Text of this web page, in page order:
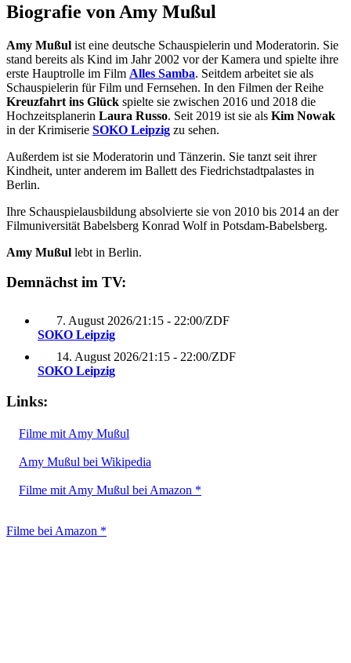
Biografie von Amy Mußul
Amy Mußul ist eine deutsche Schauspielerin und Moderatorin. Sie
stand bereits als Kind im Jahr 2002 vor der Kamera und spielte ihre
erste Hauptrolle im Film Alles Samba. Seitdem arbeitet sie als
Schauspielerin für Film und Fernsehen. In den Filmen der Reihe
Kreuzfahrt ins Glück spielte sie zwischen 2016 und 2018 die
Hochzeitsplanerin Laura Russo. Seit 2019 ist sie als Kim Nowak
in der Krimiserie SOKO Leipzig zu sehen.
Außerdem ist sie Moderatorin und Tänzerin. Sie tanzt seit ihrer
Kindheit, unter anderem im Ballett des Fiedrichstadtpalastes in
Berlin.
Ihre Schauspielausbildung absolvierte sie von 2010 bis 2014 an der
Filmuniversität Babelsberg Konrad Wolf in Potsdam-Babelsberg.
Amy Mußul lebt in Berlin.
Demnächst im TV:
7. August 2026/21:15 - 22:00/ZDF
SOKO Leipzig
14. August 2026/21:15 - 22:00/ZDF
SOKO Leipzig
Links:
Filme mit Amy Mußul
Amy Mußul bei Wikipedia
Filme mit Amy Mußul bei Amazon *
Filme bei Amazon *